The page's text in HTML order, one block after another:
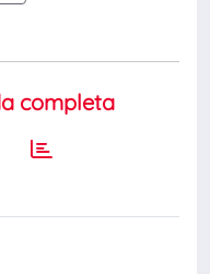
completa